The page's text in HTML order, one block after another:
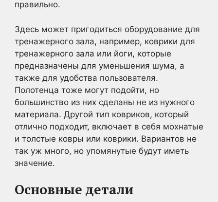
правильно.
Здесь может пригодиться оборудование для
тренажерного зала, например, коврики для
тренажерного зала или йоги, которые
предназначены для уменьшения шума, а
также для удобства пользователя.
Полотенца тоже могут подойти, но
большинство из них сделаны не из нужного
материала. Другой тип ковриков, который
отлично подходит, включает в себя мохнатые
и толстые ковры или коврики. Вариантов не
так уж много, но упомянутые будут иметь
значение.
Основные детали